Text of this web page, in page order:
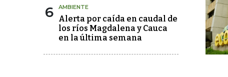
6 AMBIENTE
Alerta por caída en caudal de
los ríos Magdalena y Cauca
en la última semana